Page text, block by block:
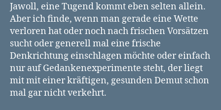
Jawoll, eine Tugend kommt eben selten allein.
Aber ich finde, wenn man gerade eine Wette
verloren hat oder noch nach frischen Vorsätzen
sucht oder generell mal eine frische
Denkrichtung einschlagen möchte oder einfach
nur auf Gedankenexperimente steht, der liegt
mit mit einer kräftigen, gesunden Demut schon
mal gar nicht verkehrt.